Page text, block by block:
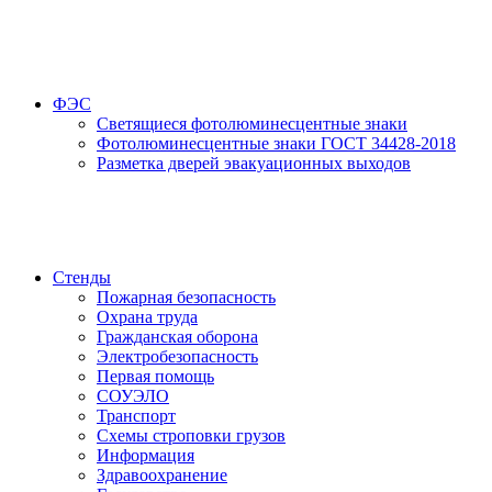
ФЭС
Светящиеся фотолюминесцентные знаки
Фотолюминесцентные знаки ГОСТ 34428-2018
Разметка дверей эвакуационных выходов
Стенды
Пожарная безопасность
Охрана труда
Гражданская оборона
Электробезопасность
Первая помощь
СОУЭЛО
Транспорт
Схемы строповки грузов
Информация
Здравоохранение